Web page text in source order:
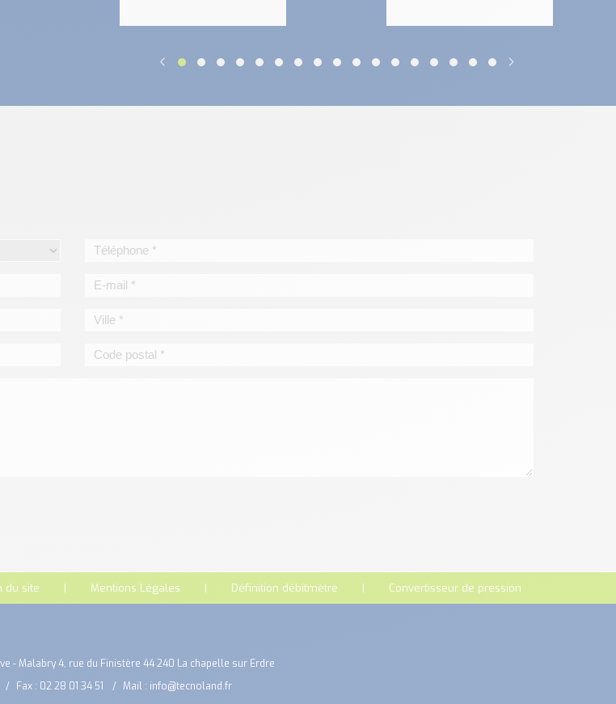
du site Mentions Légales Définition débitmètre Convertisseur de pression
- Malabry 4, rue du Finistère 44 240 La chapelle sur Erdre
Fax : 02 28 01 34 51 Mail : info@tecnoland.fr